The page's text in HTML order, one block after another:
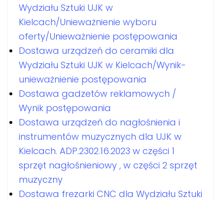
Wydziału Sztuki UJK w
Kielcach/Unieważnienie wyboru
oferty/Unieważnienie postępowania
Dostawa urządzeń do ceramiki dla
Wydziału Sztuki UJK w Kielcach/Wynik-
unieważnienie postępowania
Dostawa gadzetów reklamowych /
Wynik postępowania
Dostawa urządzeń do nagłośnienia i
instrumentów muzycznych dla UJK w
Kielcach. ADP.2302.16.2023 w części 1
sprzęt nagłośnieniowy , w części 2 sprzęt
muzyczny
Dostawa frezarki CNC dla Wydziału Sztuki